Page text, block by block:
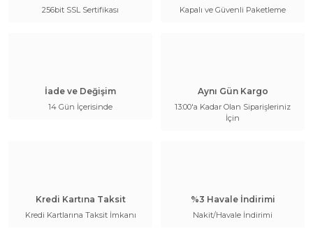
256bit SSL Sertifikası Kapalı ve Güvenli Paketleme
İade ve Değişim
14 Gün İçerisinde
Aynı Gün Kargo
13:00'a Kadar Olan Siparişleriniz
İçin
Kredi Kartına Taksit
Kredi Kartlarına Taksit İmkanı
%3 Havale İndirimi
Nakit/Havale İndirimi